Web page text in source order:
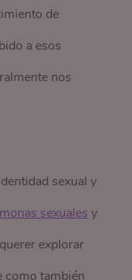
de
a esos
nos
sexual y
sexuales y
explorar
como también